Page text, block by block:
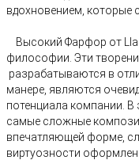
вдохновением, которые
Высокий Фарфор от
философии. Эти
разрабатываются в
манере, являются
потенциала компании. В
самые сложные
впечатляющей форме,
виртуозности